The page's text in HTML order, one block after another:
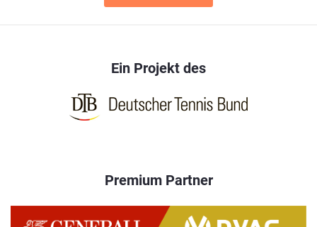
Zulassungsprüfung für die DTB-A-Trainer:innen-Ausbildung
wende dich bitte an deinen zuständigen Landesverband
und beachte die Hinweise unter
Zulassungsvoraussetzungen.
Ein Projekt des
Premium Partner